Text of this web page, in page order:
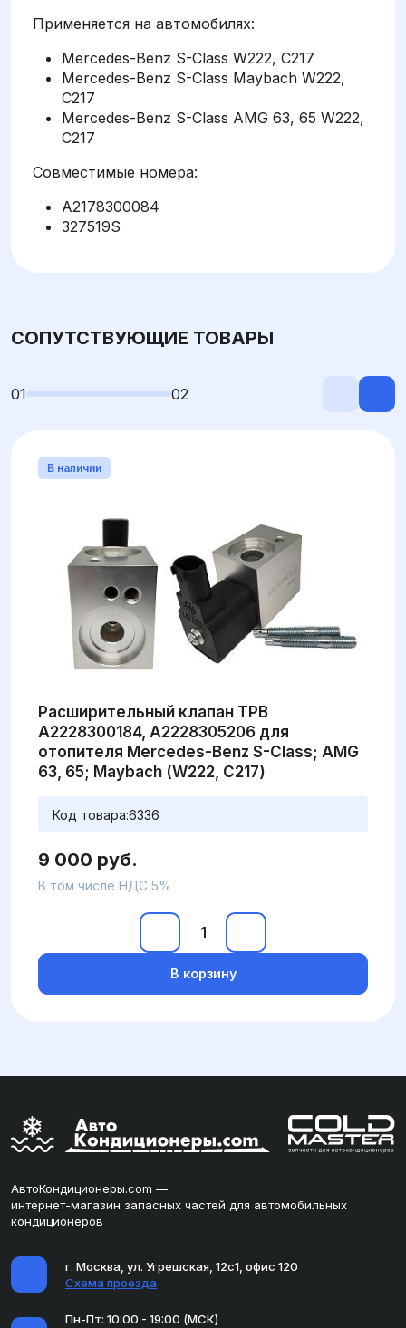
Применяется на автомобилях:
Mercedes-Benz S-Class W222, C217
Mercedes-Benz S-Class Maybach W222,
C217
Mercedes-Benz S-Class AMG 63, 65 W222,
C217
Совместимые номера:
A2178300084
327519S
СОПУТСТВУЮЩИЕ ТОВАРЫ
01 02
В наличии
Расширительный клапан ТРВ
A2228300184, A2228305206 для
отопителя Mercedes-Benz S-Class; AMG
63, 65; Maybach (W222, C217)
Код товара:6336
9 000 руб.
В том числе НДС 5%
В корзину
АвтоКондиционеры.com —
интернет-магазин запасных частей для автомобильных
кондиционеров
г. Москва, ул. Угрешская, 12с1, офис 120
Схема проезда
Пн-Пт: 10:00 - 19:00 (МСК)